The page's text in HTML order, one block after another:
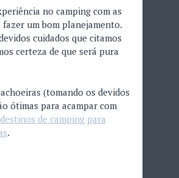
no camping com as
fazer um bom planejamento.
cuidados que citamos
certeza de que será pura
(tomando os devidos
ótimas para acampar com
de camping para
.